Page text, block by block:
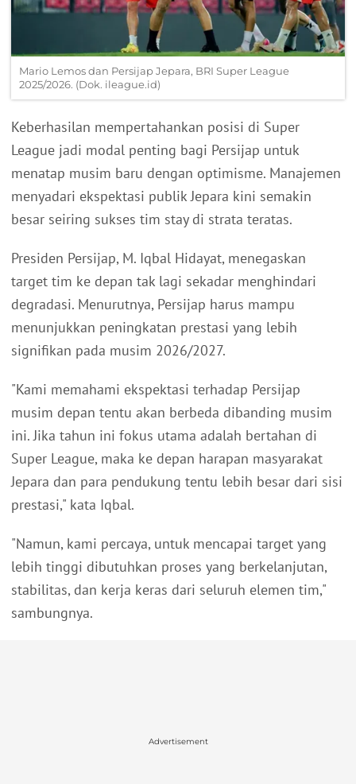
Mario Lemos dan Persijap Jepara, BRI Super League
2025/2026. (Dok. ileague.id)
Keberhasilan mempertahankan posisi di Super
League jadi modal penting bagi Persijap untuk
menatap musim baru dengan optimisme. Manajemen
menyadari ekspektasi publik Jepara kini semakin
besar seiring sukses tim stay di strata teratas.
Presiden Persijap, M. Iqbal Hidayat, menegaskan
target tim ke depan tak lagi sekadar menghindari
degradasi. Menurutnya, Persijap harus mampu
menunjukkan peningkatan prestasi yang lebih
signifikan pada musim 2026/2027.
"Kami memahami ekspektasi terhadap Persijap
musim depan tentu akan berbeda dibanding musim
ini. Jika tahun ini fokus utama adalah bertahan di
Super League, maka ke depan harapan masyarakat
Jepara dan para pendukung tentu lebih besar dari sisi
prestasi," kata Iqbal.
"Namun, kami percaya, untuk mencapai target yang
lebih tinggi dibutuhkan proses yang berkelanjutan,
stabilitas, dan kerja keras dari seluruh elemen tim,"
sambungnya.
Advertisement